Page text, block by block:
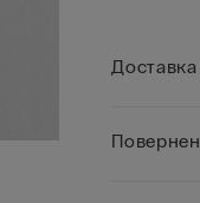
Доставка